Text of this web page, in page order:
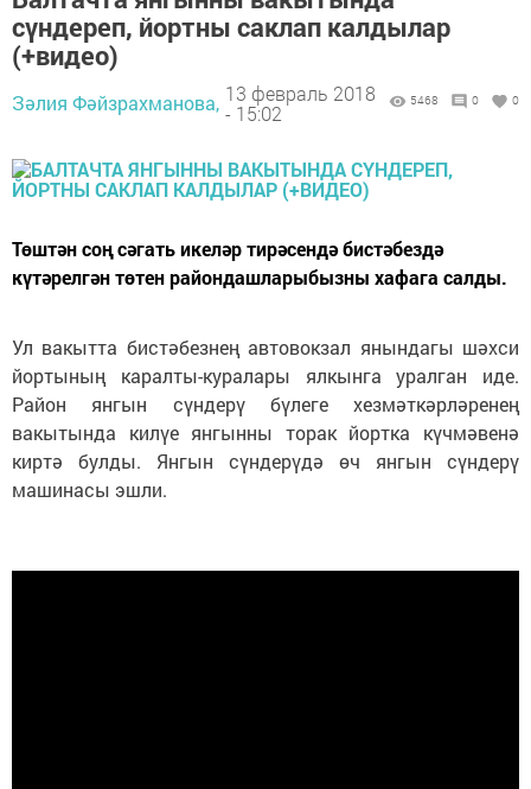
сүндереп, йортны саклап калдылар
(+видео)
Зәлия Фәйзрахманова, 13 февраль 2018
- 15:02
5468 0 0
Төштән соң сәгать икеләр тирәсендә бистәбездә
күтәрелгән төтен райондашларыбызны хафага салды.
Ул вакытта бистәбезнең автовокзал янындагы шәхси
йортының каралты-куралары ялкынга уралган иде.
Район янгын сүндерү бүлеге хезмәткәрләренең
вакытында килүе янгынны торак йортка күчмәвенә
киртә булды. Янгын сүндерүдә өч янгын сүндерү
машинасы эшли.